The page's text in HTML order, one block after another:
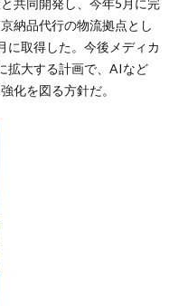
納品代行の物流拠点とし
に取得した。今後メディカ
拡大する計画で、AIなど
化を図る方針だ。